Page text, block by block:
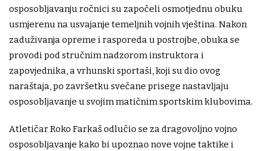
osposobljavanju ročnici su započeli osmotjednu obuku
usmjerenu na usvajanje temeljnih vojnih vještina. Nakon
zaduživanja opreme i rasporeda u postrojbe, obuka se
provodi pod stručnim nadzorom instruktora i
zapovjednika, a vrhunski sportaši, koji su dio ovog
naraštaja, po završetku svečane prisege nastavljaju
osposobljavanje u svojim matičnim sportskim klubovima.
Atletičar Roko Farkaš odlučio se za dragovoljno vojno
osposobljavanje kako bi upoznao nove vojne taktike i